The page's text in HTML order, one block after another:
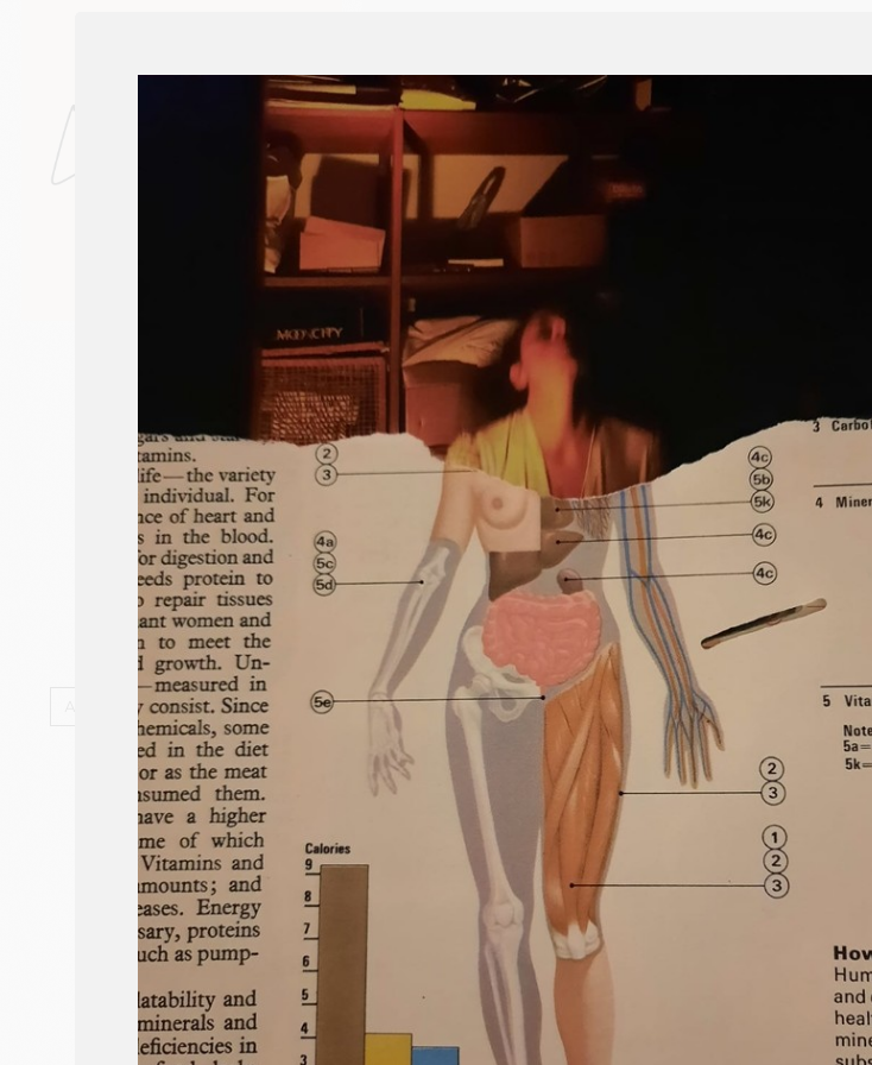
TRABALHOS
COMERCIAIS
AUTORAIS
ARTE-EDUCAÇÃO
CONTEÚDO
CULTURAL
AUTORAIS À VENDA
CONTATO
Alimento
R$ 90,00
Palhaço I